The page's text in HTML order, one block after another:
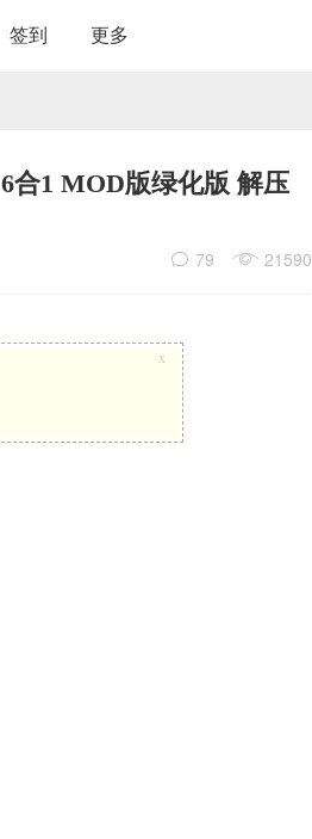
签到 更多
6合1 MOD版绿化版 解压
21590
79
x